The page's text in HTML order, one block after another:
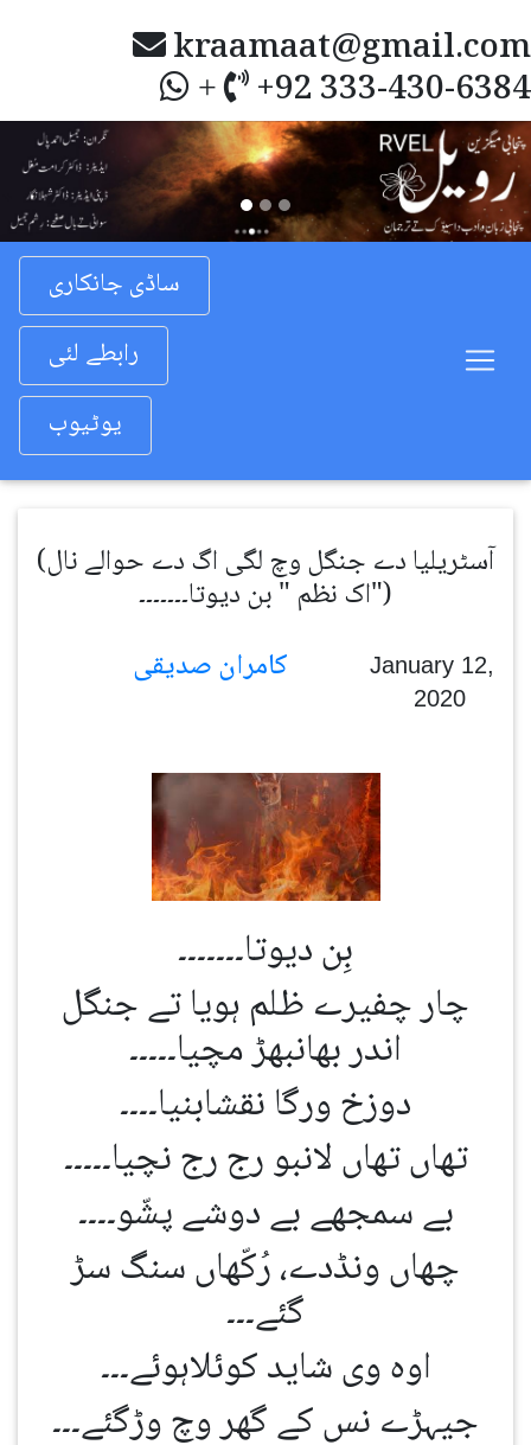
kraamaat@gmail.com
+ +92 333-430-6384
Previous
ساڈی جانکاری
رابطے لئی
یوٹیوب
(آسٹریلیا دے جنگل وچ لگی اگ دے حوالے نال
اک نظم " بن دیوتا۔۔۔۔۔۔۔")
January 12,
2020
بِن دیوتا۔۔۔۔۔۔۔
چار چفیرے ظلم ہویا تے جنگل
اندر بھانبھڑ مچیا۔۔۔۔۔
دوزخ ورگا نقشابنیا۔۔۔۔
تھاں تھاں لانبو رج رج نچیا۔۔۔۔۔
بے سمجھے بے دوشے پشّو۔۔۔۔
چھاں ونڈدے، رُکّھاں سنگ سڑ
گئے۔۔۔
اوہ وی شاید کوئلاہوئے۔۔۔
جیہڑے نس کے گھر وچ وڑگئے۔۔۔